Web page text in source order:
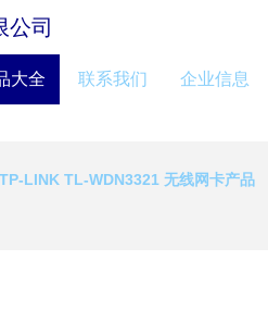
公司
大全 联系我们 企业信息
TP-LINK TL-WDN3321 无线网卡产品